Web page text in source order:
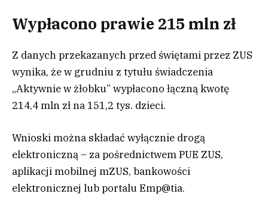
Wypłacono prawie 215 mln zł
Z danych przekazanych przed świętami przez ZUS
wynika, że w grudniu z tytułu świadczenia
„Aktywnie w żłobku” wypłacono łączną kwotę
214,4 mln zł na 151,2 tys. dzieci.
Wnioski można składać wyłącznie drogą
elektroniczną – za pośrednictwem PUE ZUS,
aplikacji mobilnej mZUS, bankowości
elektronicznej lub portalu Emp@tia.